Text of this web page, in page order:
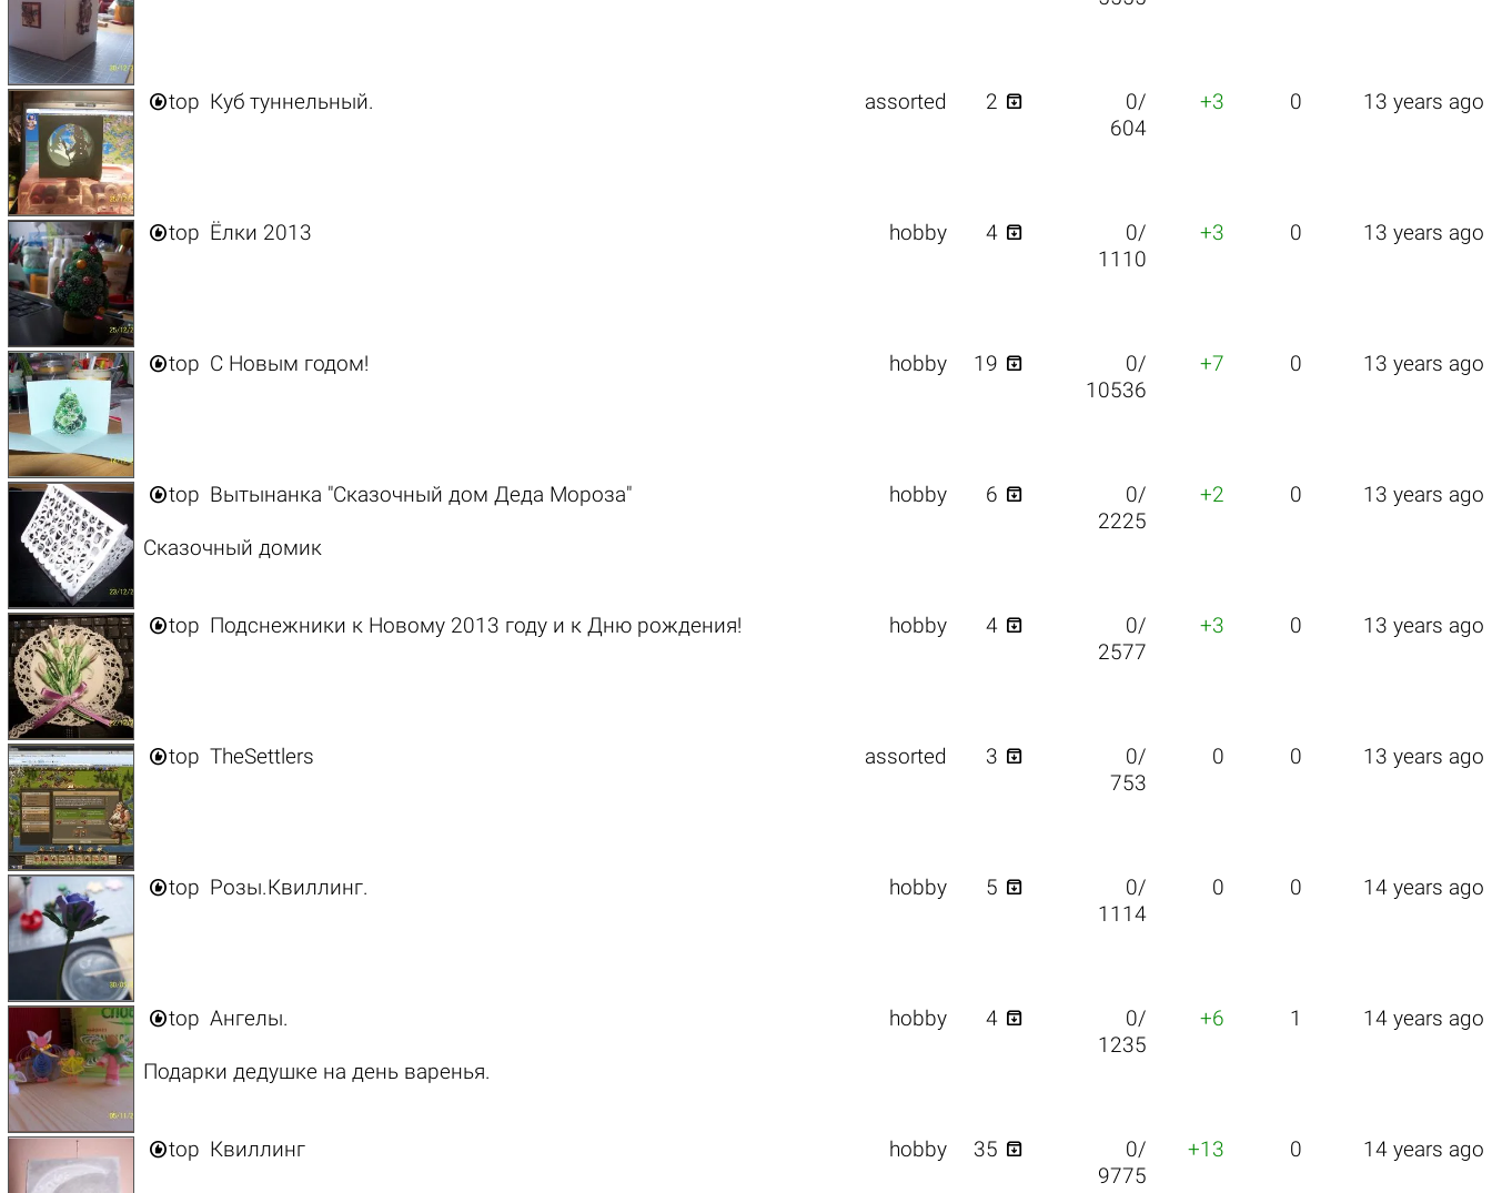
top Куб туннельный. assorted 2 
0/
604
+3 0 13 years ago
top Ёлки 2013 hobby 4 
0/
1110
+3 0 13 years ago
top C Новым годом! hobby 19 
0/
10536
+7 0 13 years ago
top Вытынанка "Сказочный дом Деда Мороза"
Сказочный домик
hobby 6 
0/
2225
+2 0 13 years ago
top Подснежники к Новому 2013 году и к Дню рождения! hobby 4 
0/
2577
+3 0 13 years ago
top TheSettlers assorted 3 
0/
753
0 0 13 years ago
top Розы.Квиллинг. hobby 5 
0/
1114
0 0 14 years ago
top Ангелы.
Подарки дедушке на день варенья.
hobby 4 
0/
1235
+6 1 14 years ago
top Квиллинг hobby 35 
0/
9775
+13 0 14 years ago